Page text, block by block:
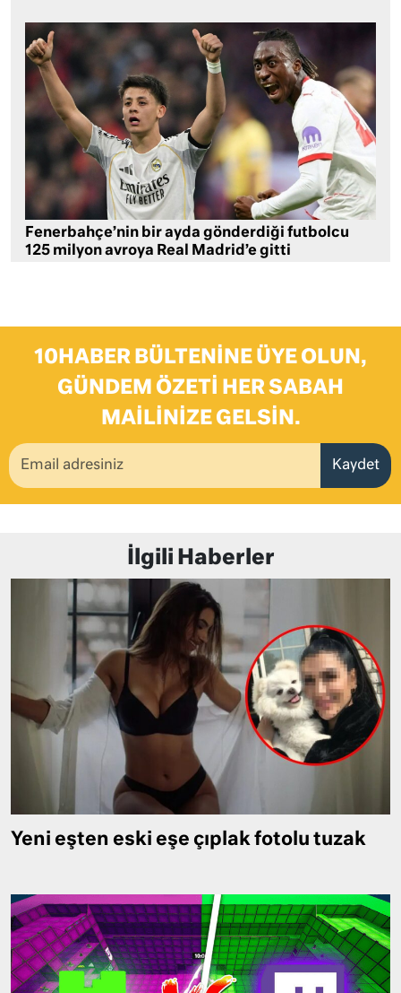
Fenerbahçe’nin bir ayda gönderdiği futbolcu
125 milyon avroya Real Madrid’e gitti
10HABER BÜLTENINE ÜYE OLUN,
GÜNDEM ÖZETI HER SABAH
MAILINIZE GELSIN.
Kaydet
İlgili Haberler
Yeni eşten eski eşe çıplak fotolu tuzak